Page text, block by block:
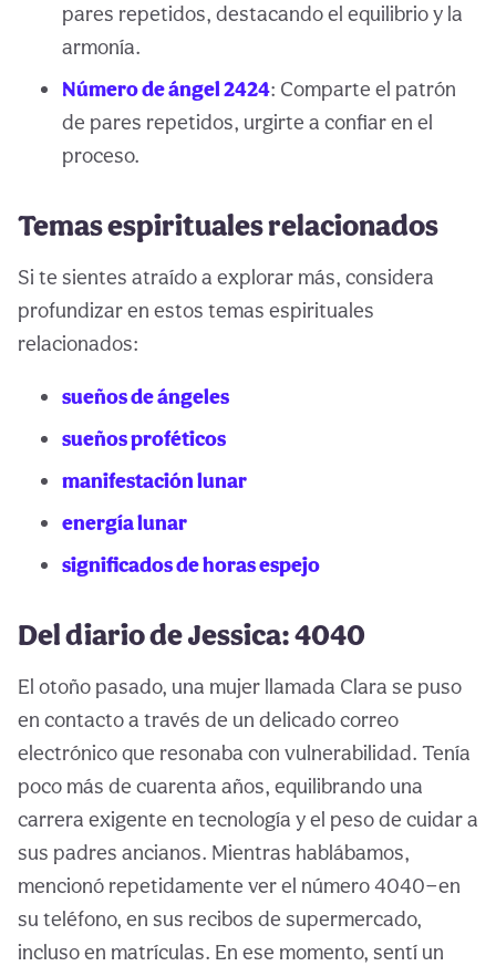
pares repetidos, destacando el equilibrio y la
armonía.
Número de ángel 2424: Comparte el patrón
de pares repetidos, urgirte a confiar en el
proceso.
Temas espirituales relacionados
Si te sientes atraído a explorar más, considera
profundizar en estos temas espirituales
relacionados:
sueños de ángeles
sueños proféticos
manifestación lunar
energía lunar
significados de horas espejo
Del diario de Jessica: 4040
El otoño pasado, una mujer llamada Clara se puso
en contacto a través de un delicado correo
electrónico que resonaba con vulnerabilidad. Tenía
poco más de cuarenta años, equilibrando una
carrera exigente en tecnología y el peso de cuidar a
sus padres ancianos. Mientras hablábamos,
mencionó repetidamente ver el número 4040—en
su teléfono, en sus recibos de supermercado,
incluso en matrículas. En ese momento, sentí un